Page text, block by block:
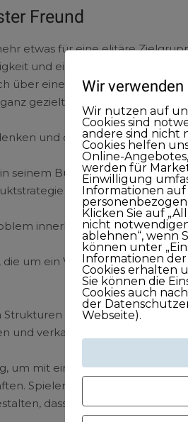
Freund
etwas für eine elitäre
und ein guter Preis. Viele
über eine klare Designsprache
gezielt mit einer klar
und danach handeln.
seinem Buch ”Kopf schlägt
formuliert:
innerhalb einer möglichst
um ein Vielfaches,
und externen
und verkauft werden kann, als
um mit einzelnen Angeboten
Spielend lassen sich hier
dass auch diese den drei
Wir
Wir nutzen auf
Cookies sind
andere sind nicht
Cookies helfen
Online-
werden für
Einwilligung
Informationen auf
Klicken Sie auf
nicht
ablehnen“, wenn
können unter
Informationen
Cookies erhalten
Sie können die
Cookies auch
der
Webseite).